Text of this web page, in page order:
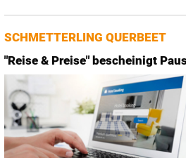
SCHMETTERLING QUERBEET
"Reise & Preise" bescheinigt